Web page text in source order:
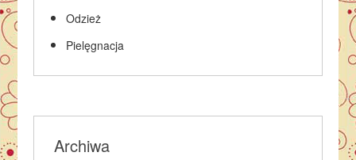
Odzież
Pielęgnacja
Archiwa